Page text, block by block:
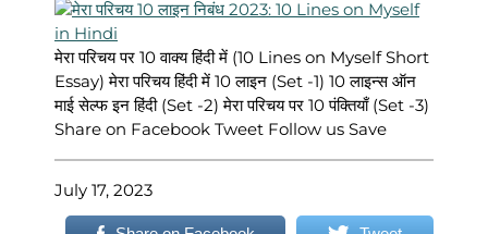
मेरा परिचय पर 10 वाक्य हिंदी में (10 Lines on Myself Short
Essay) मेरा परिचय हिंदी में 10 लाइन (Set -1) 10 लाइन्स ऑन
माई सेल्फ इन हिंदी (Set -2) मेरा परिचय पर 10 पंक्तियाँ (Set -3)
Share on Facebook Tweet Follow us Save
July 17, 2023